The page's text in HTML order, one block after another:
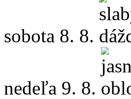
sobota 8. 8.
nedeľa 9. 8.